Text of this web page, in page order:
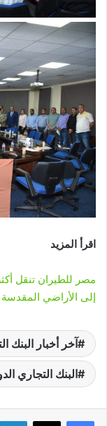
اقرأ المزيد
إلى الأراضي المقدسة
آخر أخبار البنك
البنك التجاري